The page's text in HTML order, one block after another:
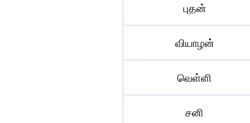
புதன்
வியாழன்
வெள்ளி
சனி